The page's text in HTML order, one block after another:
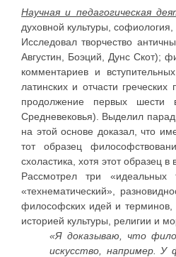
Научная и педагогическая
духовной культуры, софиология,
Исследовал творчество
Августин, Боэций, Дунс Скот);
комментариев и
латинских и отчасти
продолжение первых шести
Средневековья). Выделил
на этой основе доказал, что
тот образец
схоластика, хотя этот образец
Рассмотрел три «идеальных
«технематический»,
философских идей и терминов,
историей культуры, религии и
«Я доказываю, что
искусство, например.